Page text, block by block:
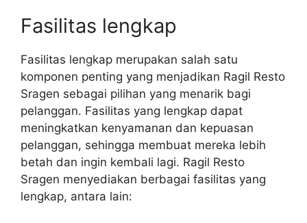
Fasilitas lengkap
Fasilitas lengkap merupakan salah satu
komponen penting yang menjadikan Ragil Resto
Sragen sebagai pilihan yang menarik bagi
pelanggan. Fasilitas yang lengkap dapat
meningkatkan kenyamanan dan kepuasan
pelanggan, sehingga membuat mereka lebih
betah dan ingin kembali lagi. Ragil Resto
Sragen menyediakan berbagai fasilitas yang
lengkap, antara lain: